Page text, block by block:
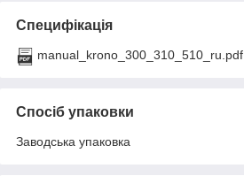
Специфікація
manual_krono_300_310_510_ru.pdf
Спосіб упаковки
Заводська упаковка